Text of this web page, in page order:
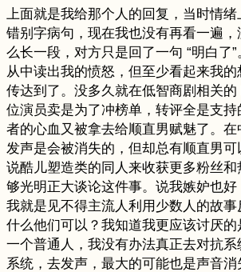
上面就是我给那个人的回复，当时情
错别字病句，现在我也没有再看一遍
么长一段，对方只是回了一句 “明白了
从中读出我的愤怒，但至少看起来我
传达到了。没多久就在低智商剧相关
位演员卖是为了冲榜单，转评全是支
者的心血又被拿去给顺直男赋魅了。
发声是会被消失的，但却总有顺直男
说酷儿塑造类的同人来收获更多粉丝
够光明正大谈论这件事。说我嫉妒也好
我就是见不得主流人利用少数人的故
什么他们可以？我知道我更应该讨厌
一个普通人，我没有办法真正去对抗
系统，去发声，最大的可能也是声音